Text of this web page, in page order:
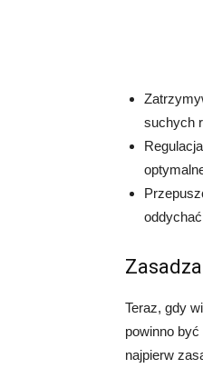
suchych
Teraz, gdy
powinno
najpierw